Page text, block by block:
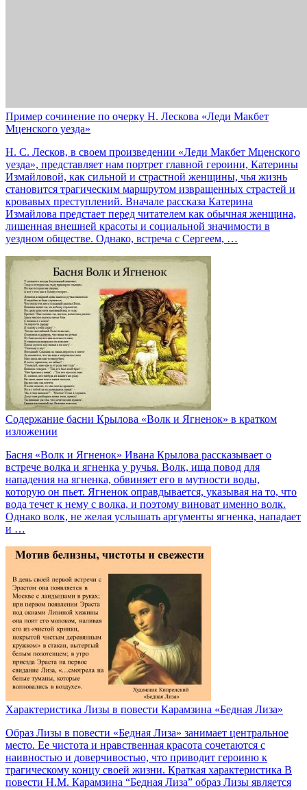
Пример сочинение по очерку Н. Лескова «Леди Макбет
Мценского уезда»
Н. С. Лесков, в своем произведении «Леди Макбет Мценского
уезда», представляет нам портрет главной героини, Катерины
Измайловой, как сильной и страстной женщины, чья жизнь
становится трагическим маршрутом извращенных страстей и
кровавых преступлений. Вначале рассказа Катерина
Измайлова предстает перед читателем как обычная женщина,
лишенная внешней красоты и социальной значимости в
уездном обществе. Однако, встреча с Сергеем, …
Содержание басни Крылова «Волк и Ягненок» в кратком
изложении
Басня «Волк и Ягненок» Ивана Крылова рассказывает о
встрече волка и ягненка у ручья. Волк, ища повод для
нападения на ягненка, обвиняет его в мутности воды,
которую он пьет. Ягненок оправдывается, указывая на то, что
вода течет к нему с волка, и поэтому виноват именно волк.
Однако волк, не желая услышать аргументы ягненка, нападает
и …
Характеристика Лизы в повести Карамзина «Бедная Лиза»
Образ Лизы в повести «Бедная Лиза» занимает центральное
место. Ее чистота и нравственная красота сочетаются с
наивностью и доверчивостью, что приводит героиню к
трагическому концу своей жизни. Краткая характеристика В
повести Н.М. Карамзина “Бедная Лиза” образ Лизы является